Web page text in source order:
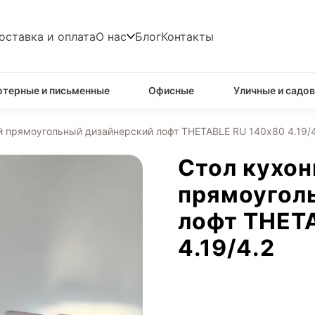
и оплатаО нас БлогКонтакты
и письменные Офисные Уличные и
дизайнерский лофт THETABLE RU 140х80 4.19/
Стол
лофт
4.19/4.2